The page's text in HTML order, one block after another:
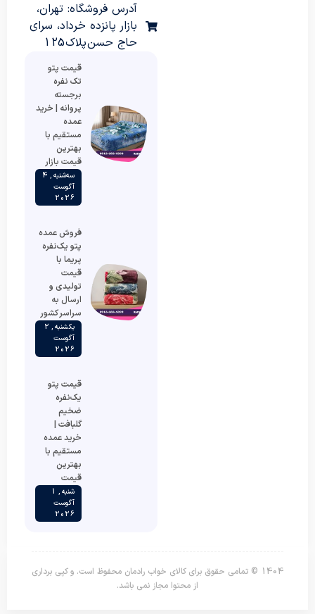
آدرس فروشگاه: تهران،
بازار پانزده خرداد، سرای
حاج حسن پلاک 125
قیمت پتو
تک نفره
برجسته
پروانه | خرید
عمده
مستقیم با
بهترین
قیمت بازار
سه‌شنبه , 4
آگوست
2026
فروش عمده
پتو یک‌نفره
پریما با
قیمت
تولیدی و
ارسال به
سراسر کشور
یکشنبه , 2
آگوست
2026
قیمت پتو
یک‌نفره
ضخیم
گلبافت |
خرید عمده
مستقیم با
بهترین
قیمت
شنبه , 1
آگوست
2026
1404 © تمامی حقوق برای کالای خواب رادمان محفوظ است. و کپی برداری
از محتوا مجاز نمی باشد.